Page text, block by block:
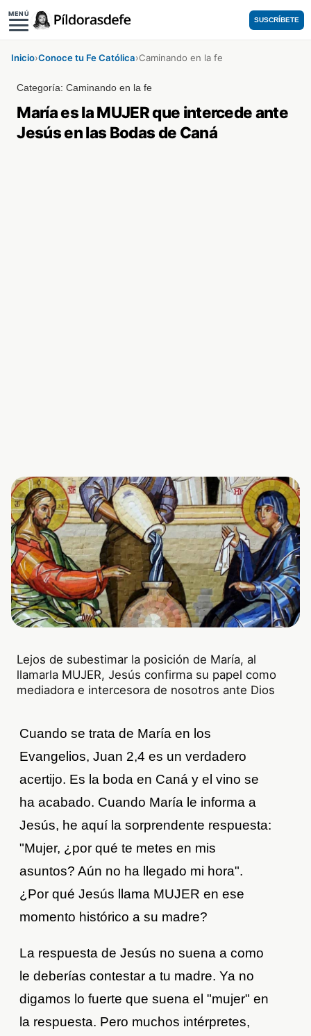
MENÚ
SUSCRÍBETE
Inicio›Conoce tu Fe Católica›Caminando en la fe
Categoría:Caminando en la fe
María es la MUJER que intercede ante
Jesús en las Bodas de Caná
Lejos de subestimar la posición de María, al
llamarla MUJER, Jesús confirma su papel como
mediadora e intercesora de nosotros ante Dios
Cuando se trata de María en los
Evangelios, Juan 2,4 es un verdadero
acertijo. Es la boda en Caná y el vino se
ha acabado. Cuando María le informa a
Jesús, he aquí la sorprendente respuesta:
"Mujer, ¿por qué te metes en mis
asuntos? Aún no ha llegado mi hora".
¿Por qué Jesús llama MUJER en ese
momento histórico a su madre?
La respuesta de Jesús no suena a como
le deberías contestar a tu madre. Ya no
digamos lo fuerte que suena el "mujer" en
la respuesta. Pero muchos intérpretes,